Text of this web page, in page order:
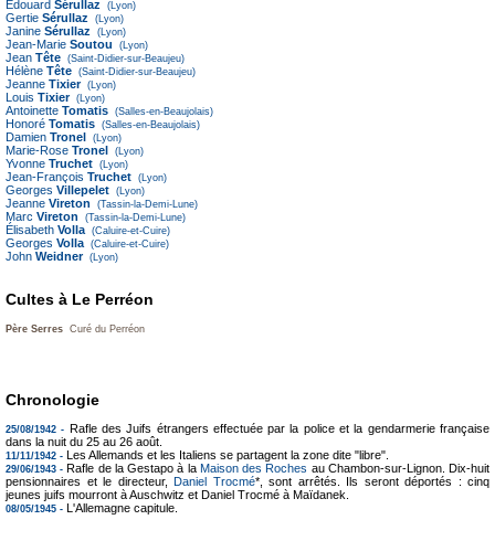
Édouard Sérullaz (Lyon)
Gertie Sérullaz (Lyon)
Janine Sérullaz (Lyon)
Jean-Marie Soutou (Lyon)
Jean Tête (Saint-Didier-sur-Beaujeu)
Hélène Tête (Saint-Didier-sur-Beaujeu)
Jeanne Tixier (Lyon)
Louis Tixier (Lyon)
Antoinette Tomatis (Salles-en-Beaujolais)
Honoré Tomatis (Salles-en-Beaujolais)
Damien Tronel (Lyon)
Marie-Rose Tronel (Lyon)
Yvonne Truchet (Lyon)
Jean-François Truchet (Lyon)
Georges Villepelet (Lyon)
Jeanne Vireton (Tassin-la-Demi-Lune)
Marc Vireton (Tassin-la-Demi-Lune)
Élisabeth Volla (Caluire-et-Cuire)
Georges Volla (Caluire-et-Cuire)
John Weidner (Lyon)
Cultes à Le Perréon
Père Serres Curé du Perréon
Chronologie
25/08/1942 - Rafle des Juifs étrangers effectuée par la police et la gendarmerie française
dans la nuit du 25 au 26 août.
11/11/1942 - Les Allemands et les Italiens se partagent la zone dite "libre".
29/06/1943 - Rafle de la Gestapo à la Maison des Roches au Chambon-sur-Lignon. Dix-huit
pensionnaires et le directeur, Daniel Trocmé*, sont arrêtés. Ils seront déportés : cinq
jeunes juifs mourront à Auschwitz et Daniel Trocmé à Maïdanek.
08/05/1945 - L'Allemagne capitule.